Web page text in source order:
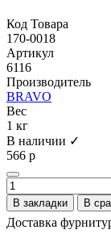
Код Товара
170-0018
Артикул
6116
Производитель
BRAVO
Вес
1 кг
В наличии ✓
566 р
В закладки
В
Доставка